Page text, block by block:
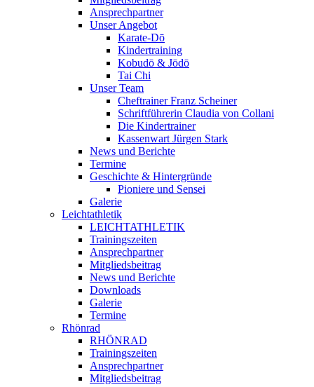
Ansprechpartner
Unser Angebot
Karate-Dō
Kindertraining
Kobudō & Jōdō
Tai Chi
Unser Team
Cheftrainer Franz Scheiner
Schriftführerin Claudia von Collani
Die Kindertrainer
Kassenwart Jürgen Stark
News und Berichte
Termine
Geschichte & Hintergründe
Pioniere und Sensei
Galerie
Leichtathletik
LEICHTATHLETIK
Trainingszeiten
Ansprechpartner
Mitgliedsbeitrag
News und Berichte
Downloads
Galerie
Termine
Rhönrad
RHÖNRAD
Trainingszeiten
Ansprechpartner
Mitgliedsbeitrag